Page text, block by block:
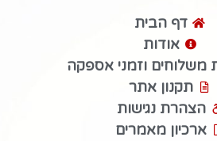
דף הבית
אודות
משלוחים וזמני אספקה
תקנון אתר
הצהרת נגישות
ארכיון מאמרים